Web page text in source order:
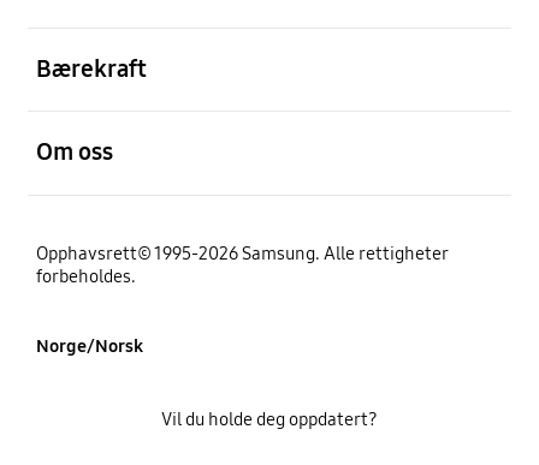
Bærekraft
Om oss
Opphavsrett© 1995-2026 Samsung. Alle rettigheter
forbeholdes.
Norge/Norsk
Vil du holde deg oppdatert?